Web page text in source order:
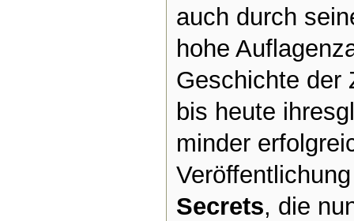
auch durch
hohe
Geschichte der
bis heute
minder
Secrets, die